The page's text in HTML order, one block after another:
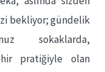
bekliyor; gündelik
sokaklarda,
pratiğiyle olan